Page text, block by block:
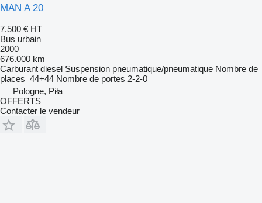
MAN A 20
7.500 € HT
Bus urbain
2000
676.000 km
Carburant diesel Suspension pneumatique/pneumatique Nombre de
places 44+44 Nombre de portes 2-2-0
Pologne, Piła
OFFERTS
Contacter le vendeur